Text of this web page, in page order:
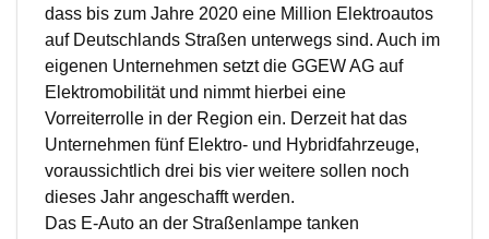
dass bis zum Jahre 2020 eine Million Elektroautos
auf Deutschlands Straßen unterwegs sind. Auch im
eigenen Unternehmen setzt die GGEW AG auf
Elektromobilität und nimmt hierbei eine
Vorreiterrolle in der Region ein. Derzeit hat das
Unternehmen fünf Elektro- und Hybridfahrzeuge,
voraussichtlich drei bis vier weitere sollen noch
dieses Jahr angeschafft werden.
Das E-Auto an der Straßenlampe tanken